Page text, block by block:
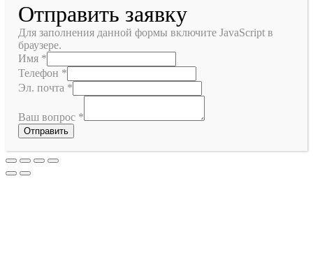
Отправить заявку
Для заполнения данной формы включите JavaScript в
браузере.
Имя *
Телефон *
Эл. почта *
Ваш вопрос *
Отправить